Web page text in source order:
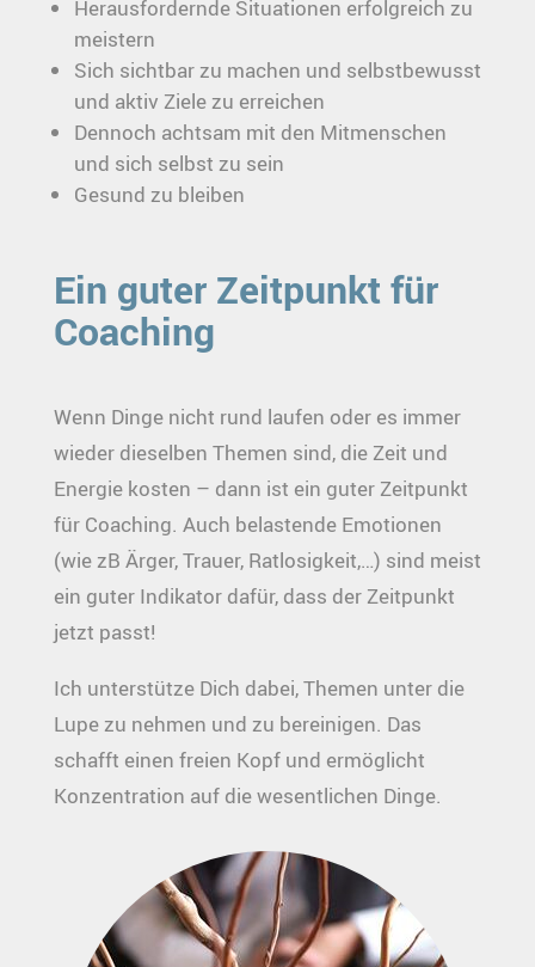
Herausfordernde Situationen erfolgreich zu
meistern
Sich sichtbar zu machen und selbstbewusst
und aktiv Ziele zu erreichen
Dennoch achtsam mit den Mitmenschen
und sich selbst zu sein
Gesund zu bleiben
Ein guter Zeitpunkt für
Coaching
Wenn Dinge nicht rund laufen oder es immer
wieder dieselben Themen sind, die Zeit und
Energie kosten – dann ist ein guter Zeitpunkt
für Coaching. Auch belastende Emotionen
(wie zB Ärger, Trauer, Ratlosigkeit,…) sind meist
ein guter Indikator dafür, dass der Zeitpunkt
jetzt passt!
Ich unterstütze Dich dabei, Themen unter die
Lupe zu nehmen und zu bereinigen. Das
schafft einen freien Kopf und ermöglicht
Konzentration auf die wesentlichen Dinge.